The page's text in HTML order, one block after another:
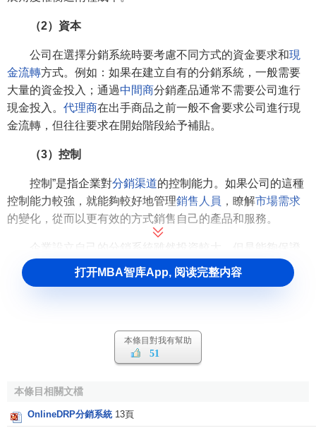
（2）資本
公司在選擇分銷系統時要考慮不同方式的資金要求和現
金流轉方式。例如：如果在建立自有的分銷系統，一般需要
大量的資金投入；通過中間商分銷產品通常不需要公司進行
現金投入。 代理商在出手商品之前一般不會要求公司進行現
金流轉，但往往要求在開始階段給予補貼。
（3）控制
控制”是指企業對分銷渠道的控制能力。如果公司的這種
控制能力較強，就能夠較好地管理銷售人員 ，瞭解市場需求
的變化，從而以更有效的方式銷售自己的產品和服務。
企業設立自己的分銷系統雖然投資較大，但是能夠保證
公司對分銷渠道的控制。分銷渠道越長，公司對價格、
銷售
、促銷方式以、及銷售方式的控制力就越弱。加強對分銷
。
市場覆蓋的三層目標：達到目標銷量；達到
額；取得滿意的市場滲透率
打开MBA智库App, 阅读完整内容
本條目對我有幫助
51
本條目相關文檔
OnlineDRP分銷系統 13頁